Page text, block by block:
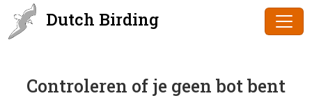
Dutch Birding
Controleren of je geen bot bent